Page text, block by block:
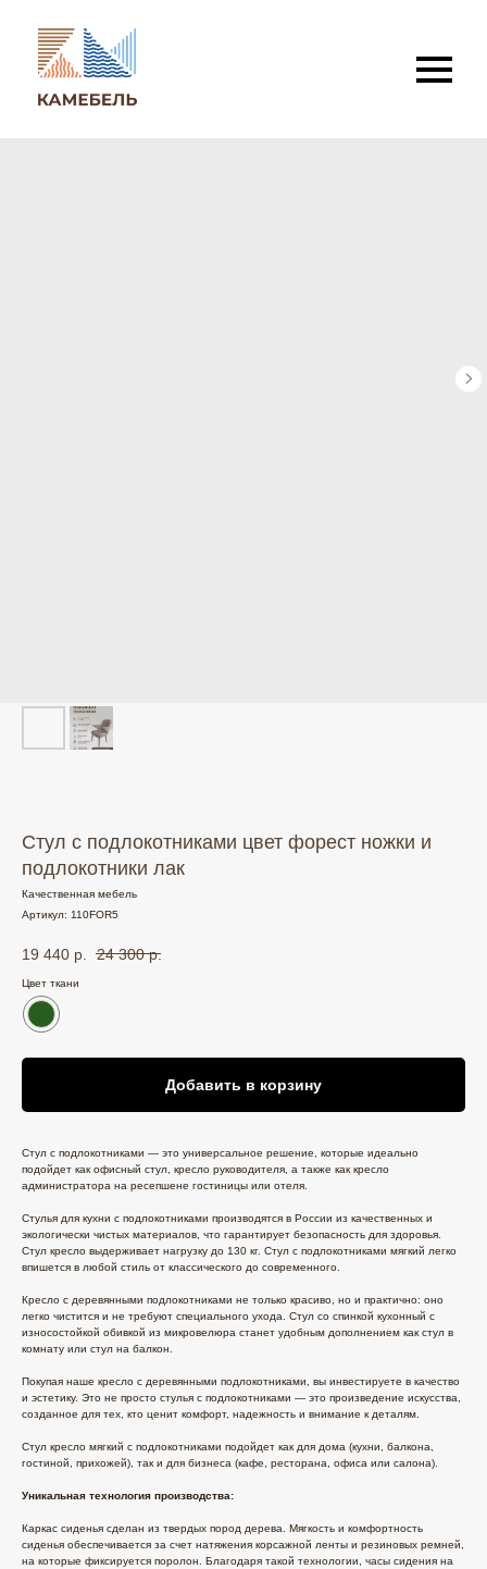
Стул с подлокотниками цвет форест ножки и
подлокотники лак
Качественная мебель
Артикул: 110FOR5
19 440 р. 24 300 р.
Цвет ткани
Добавить в корзину
Стул с подлокотниками — это универсальное решение, которые идеально
подойдет как офисный стул, кресло руководителя, а также как кресло
администратора на ресепшене гостиницы или отеля.
Стулья для кухни с подлокотниками производятся в России из качественных и
экологически чистых материалов, что гарантирует безопасность для здоровья.
Стул кресло выдерживает нагрузку до 130 кг. Стул с подлокотниками мягкий легко
впишется в любой стиль от классического до современного.
Кресло с деревянными подлокотниками не только красиво, но и практично: оно
легко чистится и не требуют специального ухода. Стул со спинкой кухонный с
износостойкой обивкой из микровелюра станет удобным дополнением как стул в
комнату или стул на балкон.
Покупая наше кресло с деревянными подлокотниками, вы инвестируете в качество
и эстетику. Это не просто стулья с подлокотниками — это произведение искусства,
созданное для тех, кто ценит комфорт, надежность и внимание к деталям.
Стул кресло мягкий с подлокотниками подойдет как для дома (кухни, балкона,
гостиной, прихожей), так и для бизнеса (кафе, ресторана, офиса или салона).
Уникальная технология производства:
Каркас сиденья сделан из твердых пород дерева. Мягкость и комфортность
сиденья обеспечивается за счет натяжения корсажной ленты и резиновых ремней,
на которые фиксируется поролон. Благодаря такой технологии, часы сидения на